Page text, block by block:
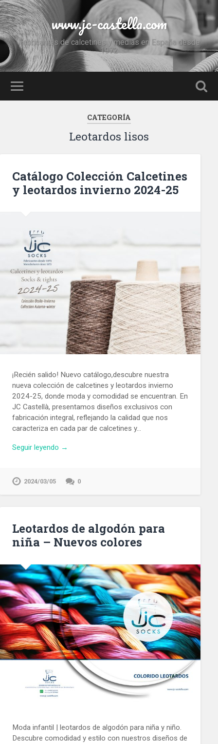
www.jc-castella.com
Fabricantes de calcetines y medias en España desde
1972
CATEGORÍA
Leotardos lisos
Catálogo Colección Calcetines
y leotardos invierno 2024-25
¡Recién salido! Nuevo catálogo,descubre nuestra
nueva colección de calcetines y leotardos invierno
2024-25, donde moda y comodidad se encuentran. En
JC Castellà, presentamos diseños exclusivos con
fabricación integral, reflejando la calidad que nos
caracteriza en cada par de calcetines y…
Seguir leyendo →
2024/03/05 0
Leotardos de algodón para
niña – Nuevos colores
Moda infantil | leotardos de algodón para niña y niño.
Descubre comodidad y estilo con nuestros diseños de